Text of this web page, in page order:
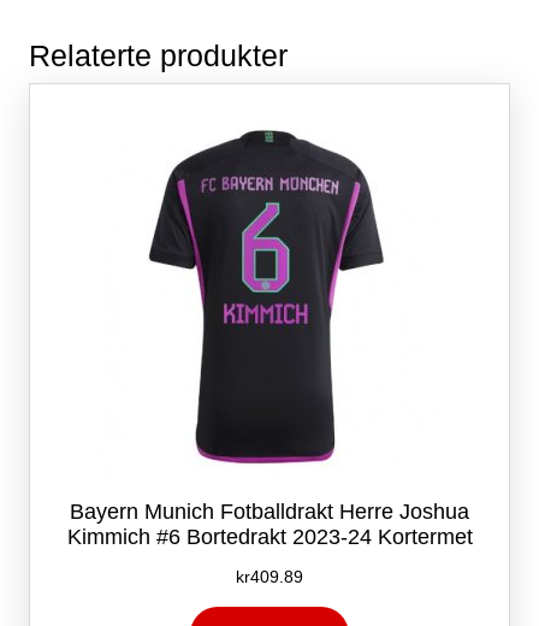
Relaterte produkter
Bayern Munich Fotballdrakt Herre Joshua
Kimmich #6 Bortedrakt 2023-24 Kortermet
kr409.89